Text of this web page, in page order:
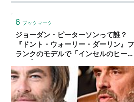
6 ブックマーク
ジョーダン・ピーターソンって誰？
『ドント・ウォーリー・ダーリン』フ
ランクのモデルで「インセルのヒーロ